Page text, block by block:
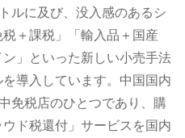
ルに及び、没入感のあるシ
＋課税」「輸入品＋国産
」といった新しい小売手法
導入しています。中国国内
免税店のひとつであり、購
ド税還付」サービスを国内